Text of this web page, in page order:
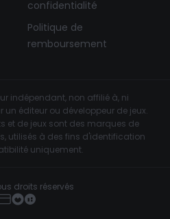
confidentialité
Politique de
remboursement
indépendant, non affilié à, ni
éditeur ou développeur de jeux.
et de jeux sont des marques de
utilisés à des fins d'identification
uniquement.
droits réservés